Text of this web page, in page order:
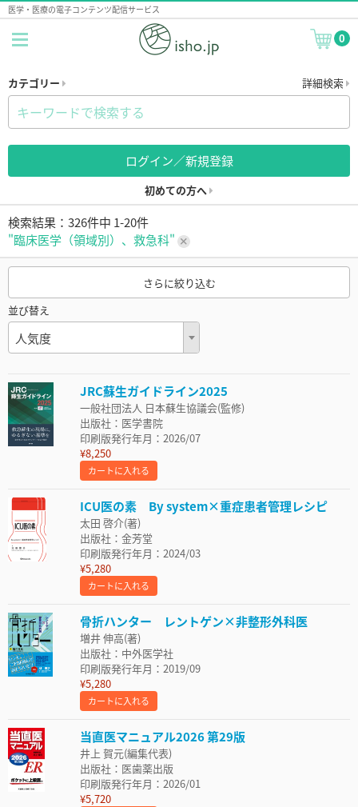
医学・医療の電子コンテンツ配信サービス
0
カテゴリー 詳細検索
ログイン／新規登録
初めての方へ
検索結果：326件中 1-20件
"臨床医学（領域別）、救急科"
さらに絞り込む
並び替え
人気度
JRC蘇生ガイドライン2025
一般社団法人 日本蘇生協議会(監修)
出版社：医学書院
印刷版発行年月：2026/07
¥8,250
カートに入れる
ICU医の素 By system×重症患者管理レシピ
太田 啓介(著)
出版社：金芳堂
印刷版発行年月：2024/03
¥5,280
カートに入れる
骨折ハンター レントゲン×非整形外科医
増井 伸高(著)
出版社：中外医学社
印刷版発行年月：2019/09
¥5,280
カートに入れる
当直医マニュアル2026 第29版
井上 賀元(編集代表)
出版社：医歯薬出版
印刷版発行年月：2026/01
¥5,720